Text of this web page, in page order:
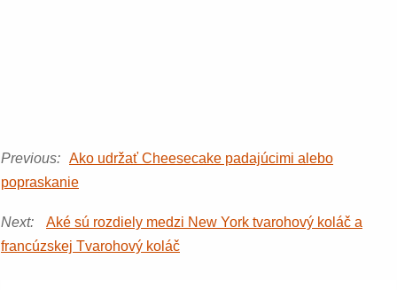
Previous: Ako udržať Cheesecake padajúcimi alebo
popraskanie
Next:
Aké sú rozdiely medzi New York tvarohový koláč a
francúzskej Tvarohový koláč